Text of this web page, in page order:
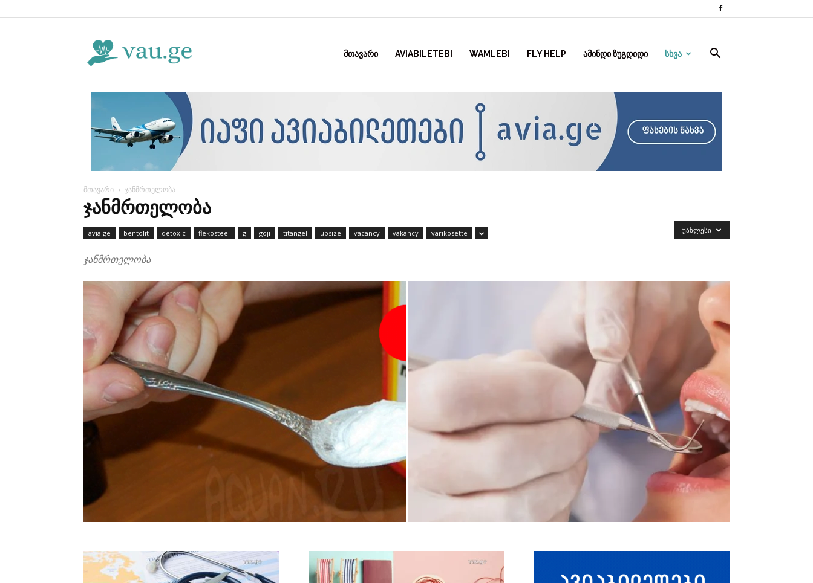
ᲛᲗᲐᲕᲐᲠᲘ AVIABILETEBI WAMLEBI FLY HELP ᲐᲛᲘᲜᲓᲘ ᲖᲣᲒᲓᲘᲓᲘ ᲡᲮᲕᲐ
მთავარი ჯანმრთელობა
ᲯᲐᲜᲛᲠᲗᲔᲚᲝᲑᲐ
avia.ge bentolit detoxic flekosteel g goji titangel upsize vacancy vakancy varikosette
ჯანმრთელობა
ᲣᲐᲮᲚᲔᲡᲘ
ერთი მარტივი ინგრედიენტით!
სტომატოლოგიის მიღწევები